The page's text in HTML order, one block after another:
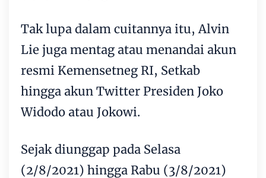
Tak lupa dalam cuitannya itu, Alvin
Lie juga mentag atau menandai akun
resmi Kemensetneg RI, Setkab
hingga akun Twitter Presiden Joko
Widodo atau Jokowi.
Sejak diunggap pada Selasa
(2/8/2021) hingga Rabu (3/8/2021)